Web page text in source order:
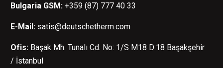
Bulgaria GSM: +359 (87) 777 40 33
E-Mail: satis@deutschetherm.com
Ofis: Başak Mh. Tunalı Cd. No: 1/S M18 D:18 Başakşehir
/ İstanbul